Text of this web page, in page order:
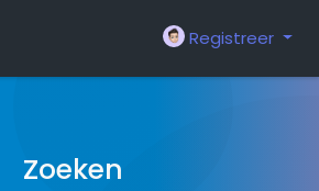
Registreer
Zoeken